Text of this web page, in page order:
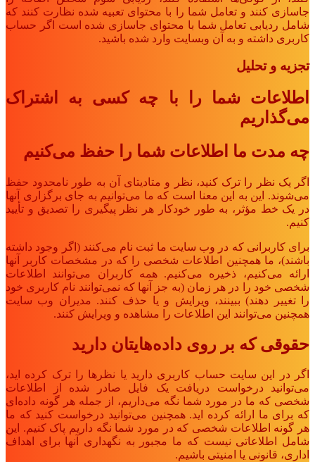
جاسازی کنند و تعامل شما را با محتوای تعبیه شده نظارت کنند که
شامل ردیابی تعامل شما با محتوای جاسازی شده است اگر حساب
کاربری داشته و به آن وبسایت وارد شده باشید.
تجزیه و تحلیل
اطلاعات شما را با چه کسی به اشتراک
می‌گذاریم
چه مدت ما اطلاعات شما را حفظ می‌کنیم
اگر یک نظر را ترک کنید، نظر و متادیتای آن به طور نامحدود حفظ
می‌شوند. این به این معنا است که ما می‌توانیم به جای برگزاری آنها
در یک خط مؤثر، به طور خودکار هر نظر پیگیری را تصدیق و تأیید
کنیم.
برای کاربرانی که در وب سایت ما ثبت نام می‌کنند (اگر وجود داشته
باشند)، ما همچنین اطلاعات شخصی را که در مشخصات کاربر آنها
ارائه می‌کنیم، ذخیره می‌کنیم. همه کاربران می‌توانند اطلاعات
شخصی خود را در هر زمان (به جز آنها که نمی‌توانند نام کاربری خود
را تغییر دهند) ببینند، ویرایش و یا حذف کنند. مدیران وب سایت
همچنین می‌توانند این اطلاعات را مشاهده و ویرایش کنند.
حقوقی که بر روی داده‌هایتان دارید
اگر در این سایت حساب کاربری دارید یا نظرها را ترک کرده اید،
می‌توانید درخواست دریافت یک فایل صادر شده از اطلاعات
شخصی که ما در مورد شما نگه می‌داریم، از جمله هر گونه داده‌ای
که برای ما ارائه کرده اید. همچنین می‌توانید درخواست کنید که ما
هر گونه اطلاعات شخصی که در مورد شما نگه داریم پاک کنیم. این
شامل اطلاعاتی نیست که ما مجبور به نگهداری آنها برای اهداف
اداری، قانونی یا امنیتی باشیم.